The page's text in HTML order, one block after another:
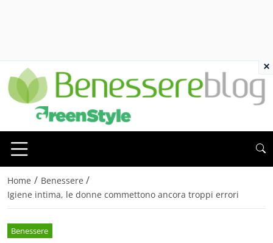
Home / Benessere /
Igiene intima, le donne commettono ancora troppi errori
Benessere
×